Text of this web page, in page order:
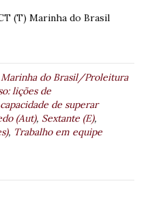
(T) Marinha do Brasil
Marinha do Brasil/Proleitura
lições de
de superar
(Aut), Sextante (E),
, Trabalho em equipe